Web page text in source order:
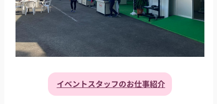
イベントスタッフのお仕事紹介